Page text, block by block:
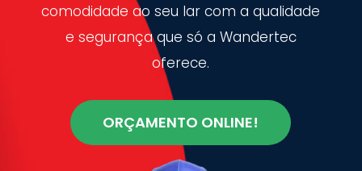
comodidade ao seu lar com a qualidade
e segurança que só a Wandertec
oferece.
ORÇAMENTO ONLINE!